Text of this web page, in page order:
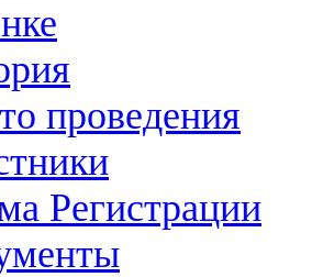
проведения
Регистрации